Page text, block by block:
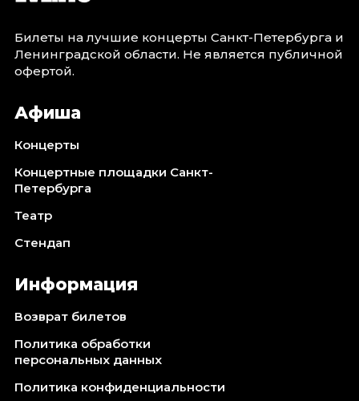
Билеты на лучшие концерты Санкт-Петербурга и
Ленинградской области. Не является публичной
офертой.
Афиша
Концерты
Концертные площадки Санкт-
Петербурга
Театр
Стендап
Информация
Возврат билетов
Политика обработки
персональных данных
Политика конфиденциальности